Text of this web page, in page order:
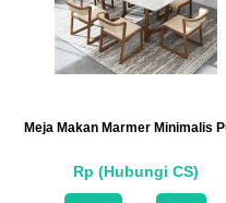
Meja Makan Marmer Minimalis
Rp (Hubungi CS)